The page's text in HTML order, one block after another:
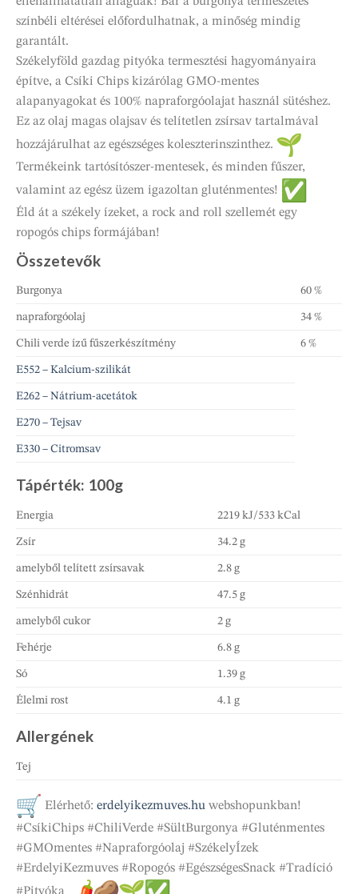
színbéli eltérései előfordulhatnak, a minőség mindig
garantált.
Székelyföld gazdag pityóka termesztési hagyományaira
építve, a Csíki Chips kizárólag GMO-mentes
alapanyagokat és 100% napraforgóolajat használ sütéshez.
Ez az olaj magas olajsav és telítetlen zsírsav tartalmával
hozzájárulhat az egészséges koleszterinszinthez.
Termékeink tartósítószer-mentesek, és minden fűszer,
valamint az egész üzem igazoltan gluténmentes!
Éld át a székely ízeket, a rock and roll szellemét egy
ropogós chips formájában!
Összetevők
Burgonya 60 %
napraforgóolaj 34 %
Chili verde ízű fűszerkészítmény 6 %
E552 – Kalcium-szilikát
E262 – Nátrium-acetátok
E270 – Tejsav
E330 – Citromsav
Tápérték: 100g
Energia 2219 kJ/533 kCal
Zsír 34.2 g
amelyből telített zsírsavak 2.8 g
Szénhidrát 47.5 g
amelyből cukor 2 g
Fehérje 6.8 g
Só 1.39 g
Élelmi rost 4.1 g
Allergének
Tej
Elérhető: erdelyikezmuves.hu webshopunkban!
#CsíkiChips #ChiliVerde #SültBurgonya #Gluténmentes
#GMOmentes #Napraforgóolaj #SzékelyÍzek
#ErdelyiKezmuves #Ropogós #EgészségesSnack #Tradíció
#Pityóka